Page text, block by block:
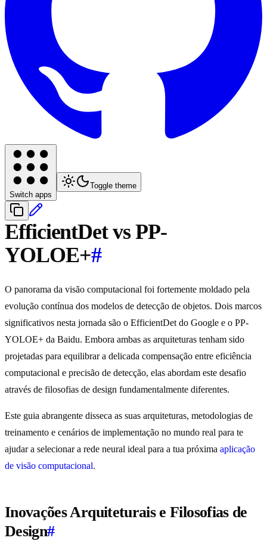
Switch apps
Toggle theme
EfficientDet vs PP-
YOLOE+#
O panorama da visão computacional foi fortemente moldado pela
evolução contínua dos modelos de detecção de objetos. Dois marcos
significativos nesta jornada são o EfficientDet do Google e o PP-
YOLOE+ da Baidu. Embora ambas as arquiteturas tenham sido
projetadas para equilibrar a delicada compensação entre eficiência
computacional e precisão de detecção, elas abordam este desafio
através de filosofias de design fundamentalmente diferentes.
Este guia abrangente disseca as suas arquiteturas, metodologias de
treinamento e cenários de implementação no mundo real para te
ajudar a selecionar a rede neural ideal para a tua próxima aplicação
de visão computacional.
Inovações Arquiteturais e Filosofias de
Design#